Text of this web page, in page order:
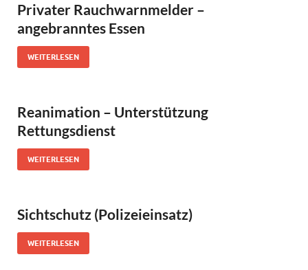
Privater Rauchwarnmelder –
angebranntes Essen
WEITERLESEN
Reanimation – Unterstützung
Rettungsdienst
WEITERLESEN
Sichtschutz (Polizeieinsatz)
WEITERLESEN